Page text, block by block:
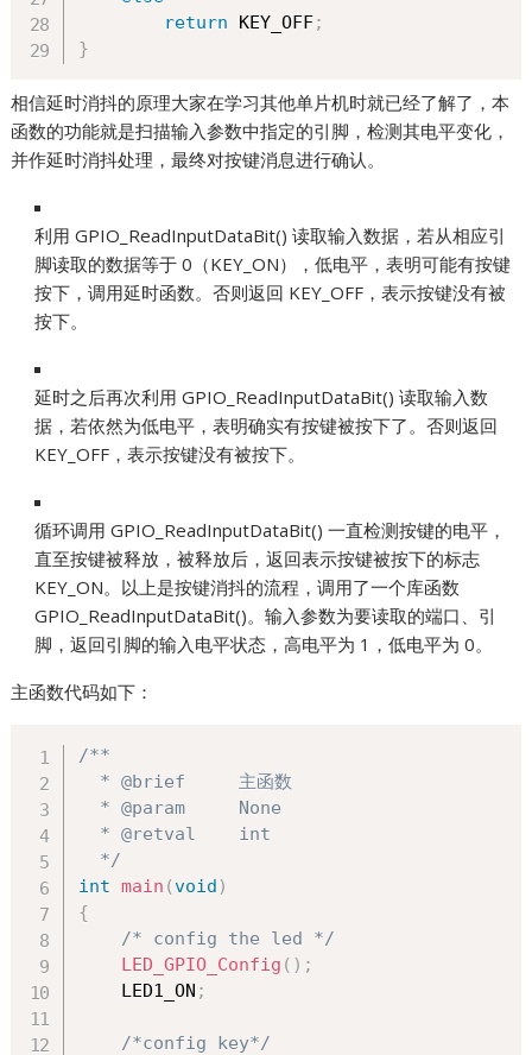
return KEY_OFF;
}
相信延时消抖的原理大家在学习其他单片机时就已经了解了，本
函数的功能就是扫描输入参数中指定的引脚，检测其电平变化，
并作延时消抖处理，最终对按键消息进行确认。
利用 GPIO_ReadInputDataBit() 读取输入数据，若从相应引
脚读取的数据等于 0（KEY_ON），低电平，表明可能有按键
按下，调用延时函数。否则返回 KEY_OFF，表示按键没有被
按下。
延时之后再次利用 GPIO_ReadInputDataBit() 读取输入数
据，若依然为低电平，表明确实有按键被按下了。否则返回
KEY_OFF，表示按键没有被按下。
循环调用 GPIO_ReadInputDataBit() 一直检测按键的电平，
直至按键被释放，被释放后，返回表示按键被按下的标志
KEY_ON。以上是按键消抖的流程，调用了一个库函数
GPIO_ReadInputDataBit()。输入参数为要读取的端口、引
脚，返回引脚的输入电平状态，高电平为 1，低电平为 0。
主函数代码如下：
/**
  * @brief     主函数
  * @param     None
  * @retval    int
  */
int main (void )
{
/* config the led */
LED_GPIO_Config ( ) ;
    LED1_ON
;
/*config key*/